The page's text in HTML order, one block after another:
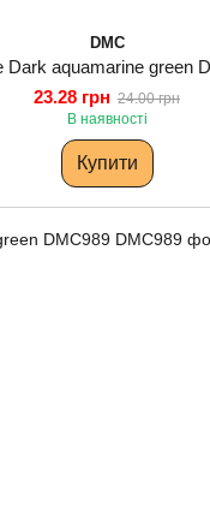
DMC
Dark aquamarine green
23.28 грн 24.00 грн
В наявності
Купити